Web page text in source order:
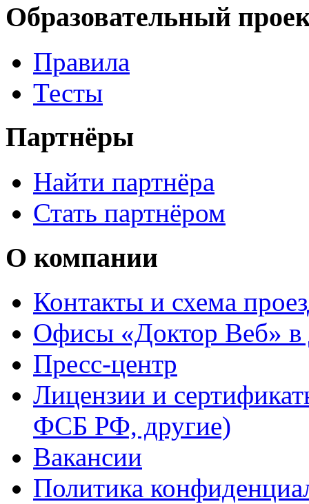
Образовательный
Правила
Тесты
Партнёры
Найти партнёра
Стать партнёром
О компании
Контакты и схема
Офисы «Доктор Веб» в
Пресс-центр
Лицензии и
ФСБ РФ, другие)
Вакансии
Политика